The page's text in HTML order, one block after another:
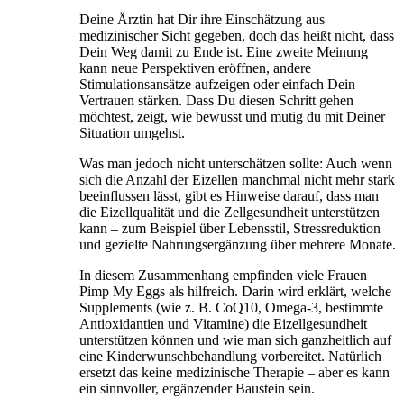
Deine Ärztin hat Dir ihre Einschätzung aus
medizinischer Sicht gegeben, doch das heißt nicht, dass
Dein Weg damit zu Ende ist. Eine zweite Meinung
kann neue Perspektiven eröffnen, andere
Stimulationsansätze aufzeigen oder einfach Dein
Vertrauen stärken. Dass Du diesen Schritt gehen
möchtest, zeigt, wie bewusst und mutig du mit Deiner
Situation umgehst.
Was man jedoch nicht unterschätzen sollte: Auch wenn
sich die Anzahl der Eizellen manchmal nicht mehr stark
beeinflussen lässt, gibt es Hinweise darauf, dass man
die Eizellqualität und die Zellgesundheit unterstützen
kann – zum Beispiel über Lebensstil, Stressreduktion
und gezielte Nahrungsergänzung über mehrere Monate.
In diesem Zusammenhang empfinden viele Frauen
Pimp My Eggs als hilfreich. Darin wird erklärt, welche
Supplements (wie z. B. CoQ10, Omega-3, bestimmte
Antioxidantien und Vitamine) die Eizellgesundheit
unterstützen können und wie man sich ganzheitlich auf
eine Kinderwunschbehandlung vorbereitet. Natürlich
ersetzt das keine medizinische Therapie – aber es kann
ein sinnvoller, ergänzender Baustein sein.